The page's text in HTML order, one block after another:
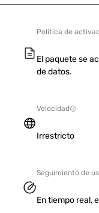
Política de
El paquete se
de datos.
Velocidad
Irrestricto
Seguimiento de
En tiempo real,